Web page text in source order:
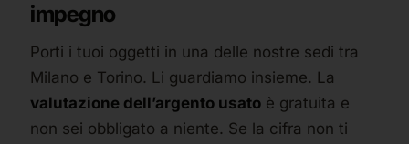
impegno
Porti i tuoi oggetti in una delle nostre sedi tra
Milano e Torino. Li guardiamo insieme. La
valutazione dell’argento usato è gratuita e
non sei obbligato a niente. Se la cifra non ti